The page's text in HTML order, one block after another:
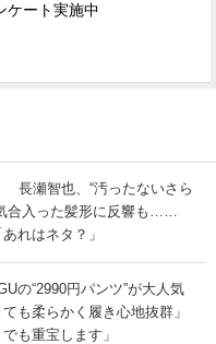
ケート実施中
長瀬智也、“汚ったないさら
合入った髪形に反響も……
れはネタ？」
の“2990円パンツ”が大人気
も柔らかく履き心地抜群」
も重宝します」